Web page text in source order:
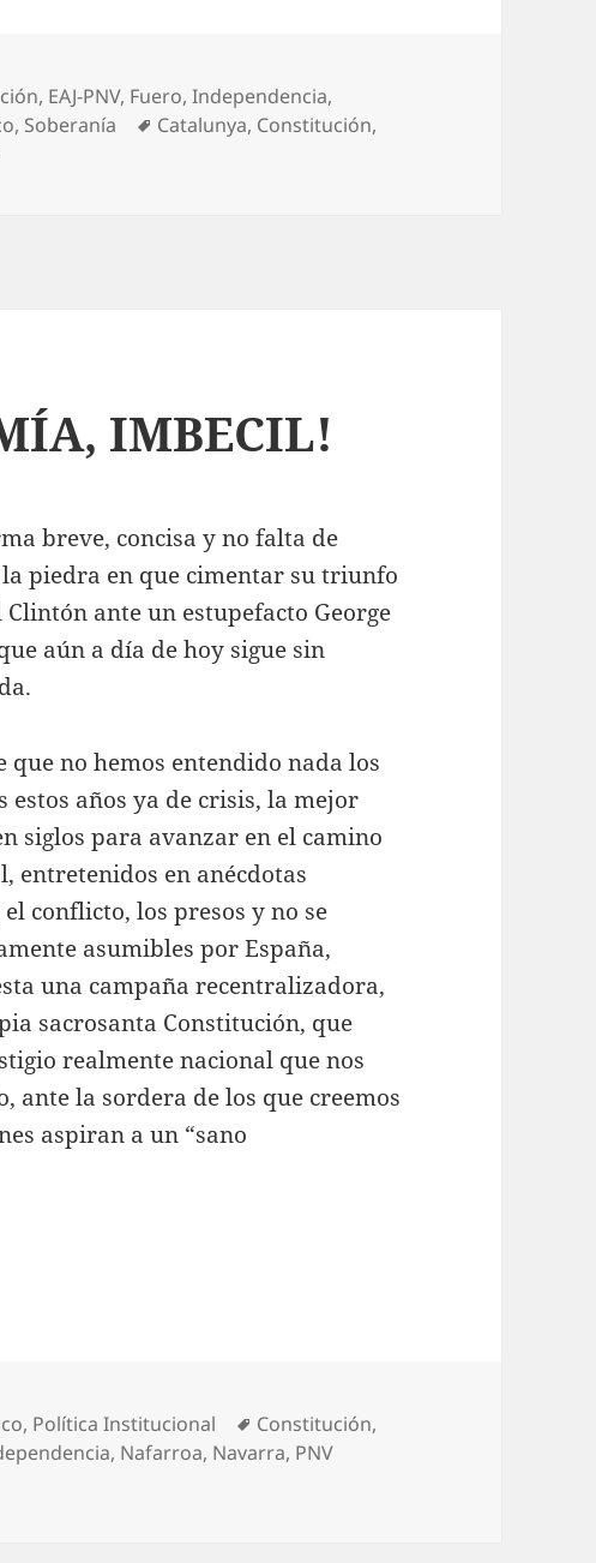
, EAJ-PNV, Fuero,Independencia,
, Soberanía Etiquetas
Catalunya, Constitución,
IMBECIL!
breve, concisa y no falta de
piedra en que cimentar su triunfo
ante un estupefacto George
aún a día de hoy sigue sin
que no hemos entendido nada los
años ya de crisis, la mejor
siglos para avanzar en el camino
entretenidos en anécdotas
conflicto, los presos y no se
asumibles por España,
una campaña recentralizadora,
sacrosanta Constitución, que
realmente nacional que nos
ante la sordera de los que creemos
aspiran a un “sano
IMBECIL!
, Política Institucional Etiquetas
Constitución,
, Nafarroa, Navarra, PNV